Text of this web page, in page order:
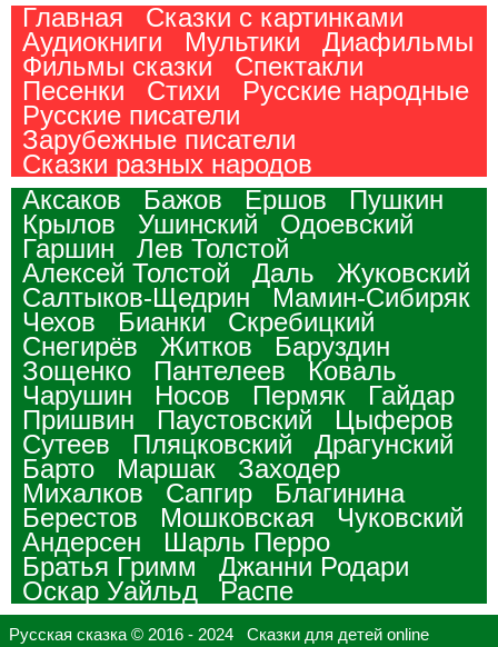
Главная
Сказки с картинками
Аудиокниги
Мультики
Диафильмы
Фильмы сказки
Спектакли
Песенки
Стихи
Русские народные
Русские писатели
Зарубежные писатели
Сказки разных народов
Аксаков
Бажов Ершов
Пушкин
Крылов
Ушинский
Одоевский
Гаршин
Лев Толстой
Алексей Толстой
Даль
Жуковский
Салтыков-Щедрин
Мамин-Сибиряк
Чехов
Бианки
Скребицкий
Снегирёв
Житков
Баруздин
Зощенко
Пантелеев
Коваль
Чарушин
Носов Пермяк
Гайдар
Пришвин
Паустовский
Цыферов
Сутеев
Пляцковский
Драгунский
Барто
Маршак
Заходер
Михалков
Сапгир
Благинина
Берестов
Мошковская
Чуковский
Андерсен
Шарль Перро
Братья Гримм
Джанни Родари
Оскар Уайльд
Распе
Русская сказка © 2016 - 2024 Сказки для детей online